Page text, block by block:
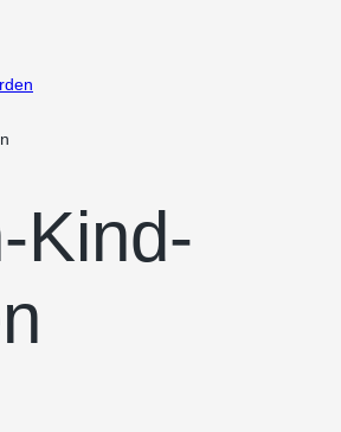
Kind-